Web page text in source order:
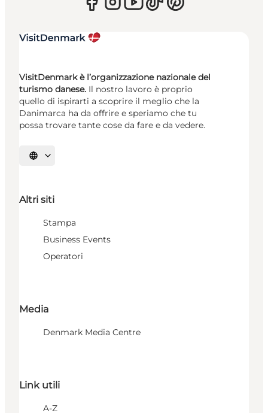
VisitDenmark è l’organizzazione nazionale del
turismo danese. Il nostro lavoro è proprio
quello di ispirarti a scoprire il meglio che la
Danimarca ha da offrire e speriamo che tu
possa trovare tante cose da fare e da vedere.
Seleziona la lingua
Altri siti
Stampa
Business Events
Operatori
Media
Denmark Media Centre
Link utili
A-Z